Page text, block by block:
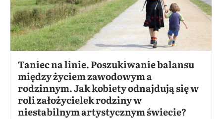
Taniec na linie. Poszukiwanie balansu
między życiem zawodowym a
rodzinnym. Jak kobiety odnajdują się w
roli założycielek rodziny w
niestabilnym artystycznym świecie?